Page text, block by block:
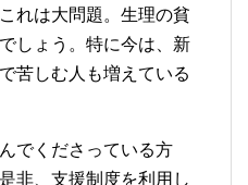
れは大問題。生理の貧
しょう。特に今は、新
苦しむ人も増えている
でくださっている方
非、支援制度を利用し